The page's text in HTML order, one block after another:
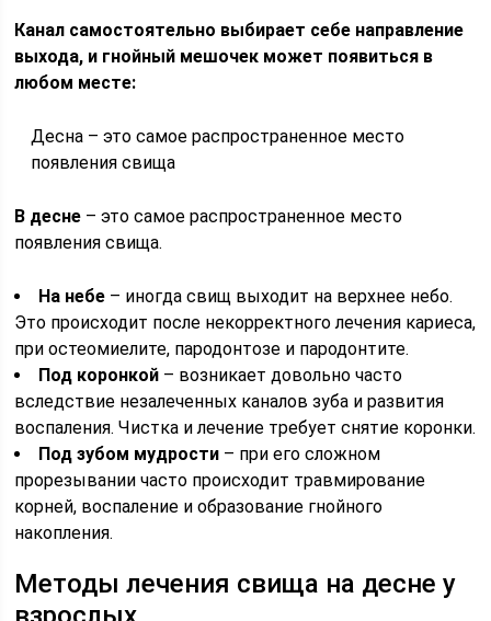
Канал самостоятельно выбирает себе направление
выхода, и гнойный мешочек может появиться в
любом месте:
Десна – это самое распространенное место
появления свища
В десне – это самое распространенное место
появления свища.
На небе – иногда свищ выходит на верхнее небо.
Это происходит после некорректного лечения кариеса,
при остеомиелите, пародонтозе и пародонтите.
Под коронкой – возникает довольно часто
вследствие незалеченных каналов зуба и развития
воспаления. Чистка и лечение требует снятие коронки.
Под зубом мудрости – при его сложном
прорезывании часто происходит травмирование
корней, воспаление и образование гнойного
накопления.
Методы лечения свища на десне у